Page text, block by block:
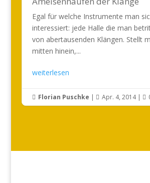
Egal für welche Instrumente man
interessiert: jede Halle die man
von abertausenden Klängen. Stellt
mitten hinein,...
weiterlesen
 Florian Puschke |  Apr. 4, 2014| 